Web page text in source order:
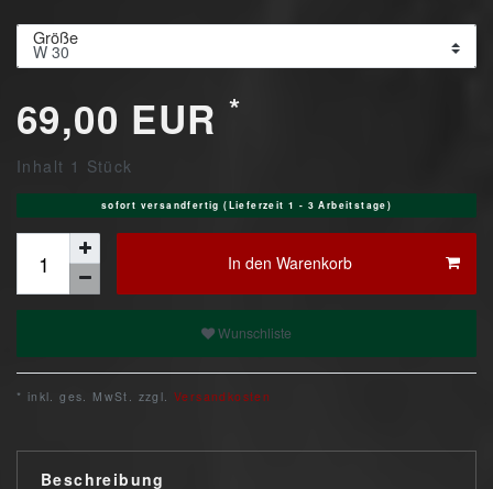
Größe
69,00 EUR *
Inhalt 1 Stück
sofort versandfertig (Lieferzeit 1 - 3 Arbeitstage)
In den Warenkorb
Wunschliste
* inkl. ges. MwSt. zzgl. Versandkosten
Beschreibung